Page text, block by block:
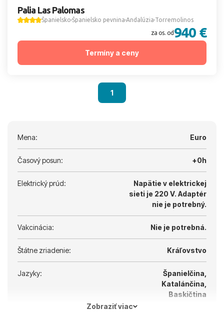
Palia Las Palomas
Španielsko Španielsko pevnina Andalúzia Torremolinos
za os. od 940 €
Termíny a ceny
1
Mena: Euro
Časový posun: +0h
Elektrický prúd:
Napätie v elektrickej
sieti je 220 V. Adaptér
nie je potrebný.
Vakcinácia: Nie je potrebná.
Štátne zriadenie: Kráľovstvo
Jazyky:
Španielčina,
Katalánčina,
Baskičtina
Zobraziť viac